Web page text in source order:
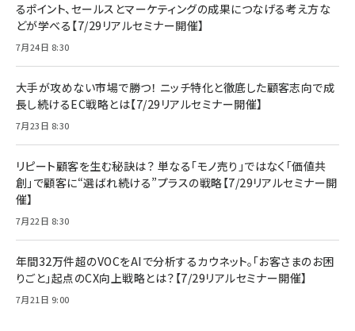
るポイント、セールスとマーケティングの成果につなげる考え方な
どが学べる【7/29リアルセミナー開催】
7月24日 8:30
大手が攻めない市場で勝つ！ ニッチ特化と徹底した顧客志向で成
長し続けるEC戦略とは【7/29リアルセミナー開催】
7月23日 8:30
リピート顧客を生む秘訣は？ 単なる「モノ売り」ではなく「価値共
創」で顧客に“選ばれ続ける”プラスの戦略【7/29リアルセミナー開
催】
7月22日 8:30
年間32万件超のVOCをAIで分析するカウネット。「お客さまのお困
りごと」起点のCX向上戦略とは？【7/29リアルセミナー開催】
7月21日 9:00